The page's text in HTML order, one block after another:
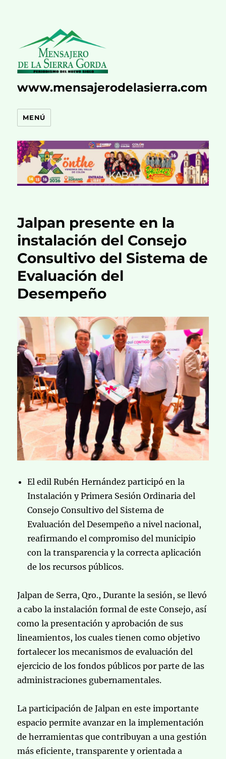
www.mensajerodelasierra.com
MENÚ
Jalpan presente en la
instalación del Consejo
Consultivo del Sistema de
Evaluación del
Desempeño
El edil Rubén Hernández participó en la
Instalación y Primera Sesión Ordinaria del
Consejo Consultivo del Sistema de
Evaluación del Desempeño a nivel nacional,
reafirmando el compromiso del municipio
con la transparencia y la correcta aplicación
de los recursos públicos.
Jalpan de Serra, Qro., Durante la sesión, se llevó
a cabo la instalación formal de este Consejo, así
como la presentación y aprobación de sus
lineamientos, los cuales tienen como objetivo
fortalecer los mecanismos de evaluación del
ejercicio de los fondos públicos por parte de las
administraciones gubernamentales.
La participación de Jalpan en este importante
espacio permite avanzar en la implementación
de herramientas que contribuyan a una gestión
más eficiente, transparente y orientada a